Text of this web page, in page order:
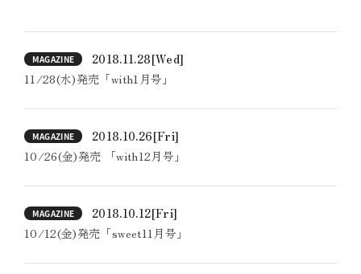
MAGAZINE 2018.11.28[Wed]
11/28(水)発売「with1月号」
MAGAZINE 2018.10.26[Fri]
10/26(金)発売 「with12月号」
MAGAZINE 2018.10.12[Fri]
10/12(金)発売「sweet11月号」